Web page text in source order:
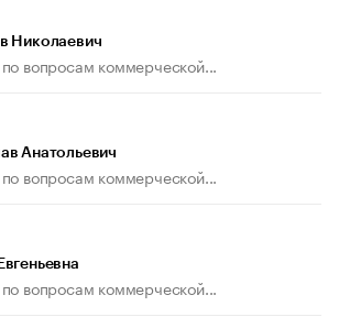
Николаевич
вопросам коммерческой...
Анатольевич
вопросам коммерческой...
вопросам коммерческой...